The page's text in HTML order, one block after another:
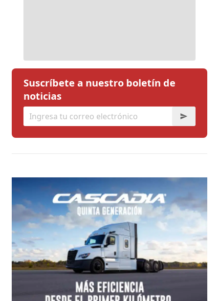
Suscríbete a nuestro boletín de
noticias